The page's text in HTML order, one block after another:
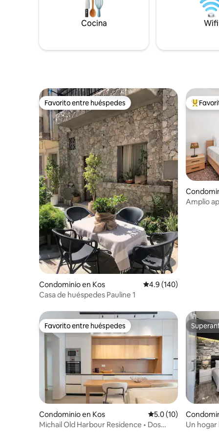
playas, los restaurantes y el animado
centro de Bodrum. Ambos cerca del
centro y la opción perfecta para unas
Cocina Wifi
Favorito entre huéspedes
Favorito entre huéspedes
Condominio en Kos Calificación promedio:
4.9 (140)
Casa de huéspedes Pauline 1
De los
Amplio
Favorito entre huéspedes
Favorito entre huéspedes
Condominio en Kos Calificación
5.0 (10)
Michail Old Harbour Residence • Dos
Un hogar